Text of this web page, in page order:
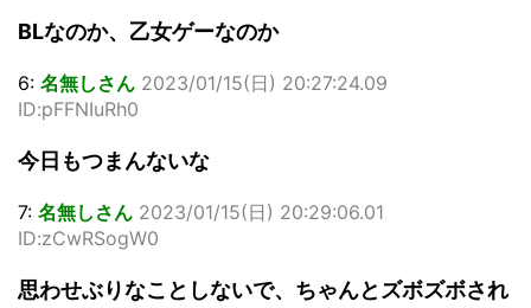
BLなのか、乙女ゲーなのか
6: 名無しさん 2023/01/15(日) 20:27:24.09
ID:pFFNIuRh0
今日もつまんないな
7: 名無しさん 2023/01/15(日) 20:29:06.01
ID:zCwRSogW0
思わせぶりなことしないで、ちゃんとズボズボされ